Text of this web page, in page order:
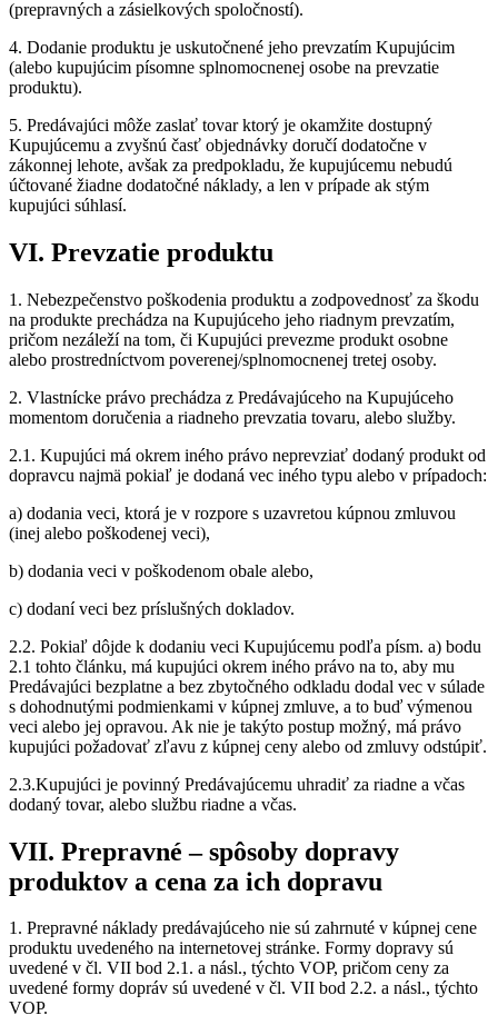
(prepravných a zásielkových spoločností).
4. Dodanie produktu je uskutočnené jeho prevzatím Kupujúcim
(alebo kupujúcim písomne splnomocnenej osobe na prevzatie
produktu).
5. Predávajúci môže zaslať tovar ktorý je okamžite dostupný
Kupujúcemu a zvyšnú časť objednávky doručí dodatočne v
zákonnej lehote, avšak za predpokladu, že kupujúcemu nebudú
účtované žiadne dodatočné náklady, a len v prípade ak stým
kupujúci súhlasí.
VI. Prevzatie produktu
1. Nebezpečenstvo poškodenia produktu a zodpovednosť za škodu
na produkte prechádza na Kupujúceho jeho riadnym prevzatím,
pričom nezáleží na tom, či Kupujúci prevezme produkt osobne
alebo prostredníctvom poverenej/splnomocnenej tretej osoby.
2. Vlastnícke právo prechádza z Predávajúceho na Kupujúceho
momentom doručenia a riadneho prevzatia tovaru, alebo služby.
2.1. Kupujúci má okrem iného právo neprevziať dodaný produkt od
dopravcu najmä pokiaľ je dodaná vec iného typu alebo v prípadoch:
a) dodania veci, ktorá je v rozpore s uzavretou kúpnou zmluvou
(inej alebo poškodenej veci),
b) dodania veci v poškodenom obale alebo,
c) dodaní veci bez príslušných dokladov.
2.2. Pokiaľ dôjde k dodaniu veci Kupujúcemu podľa písm. a) bodu
2.1 tohto článku, má kupujúci okrem iného právo na to, aby mu
Predávajúci bezplatne a bez zbytočného odkladu dodal vec v súlade
s dohodnutými podmienkami v kúpnej zmluve, a to buď výmenou
veci alebo jej opravou. Ak nie je takýto postup možný, má právo
kupujúci požadovať zľavu z kúpnej ceny alebo od zmluvy odstúpiť.
2.3.Kupujúci je povinný Predávajúcemu uhradiť za riadne a včas
dodaný tovar, alebo službu riadne a včas.
VII. Prepravné – spôsoby dopravy
produktov a cena za ich dopravu
1. Prepravné náklady predávajúceho nie sú zahrnuté v kúpnej cene
produktu uvedeného na internetovej stránke. Formy dopravy sú
uvedené v čl. VII bod 2.1. a násl., týchto VOP, pričom ceny za
uvedené formy dopráv sú uvedené v čl. VII bod 2.2. a násl., týchto
VOP.